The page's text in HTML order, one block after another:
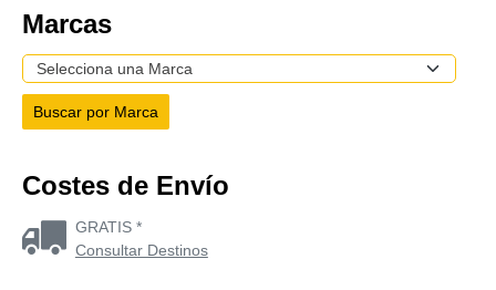
Marcas
Costes de Envío
GRATIS *
Consultar Destinos